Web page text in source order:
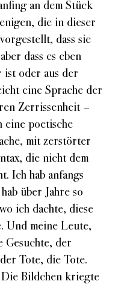
an dem Stück
die in dieser
dass sie
dass es eben
ist oder aus der
eine Sprache der
Zerrissenheit –
eine poetische
mit zerstörter
die nicht dem
Ich hab anfangs
über Jahre so
ich dachte, diese
Und meine Leute,
Gesuchte, der
Tote, die Tote.
Die Bildchen kriegte